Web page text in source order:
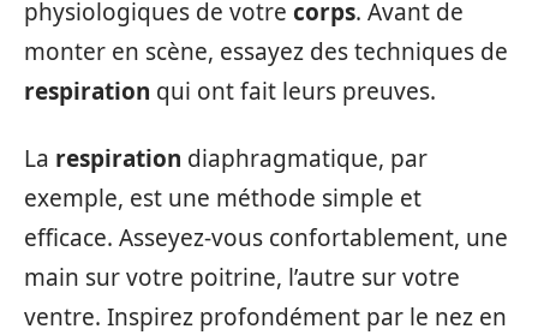
physiologiques de votre corps. Avant de
monter en scène, essayez des techniques de
respiration qui ont fait leurs preuves.
La respiration diaphragmatique, par
exemple, est une méthode simple et
efficace. Asseyez-vous confortablement, une
main sur votre poitrine, l’autre sur votre
ventre. Inspirez profondément par le nez en